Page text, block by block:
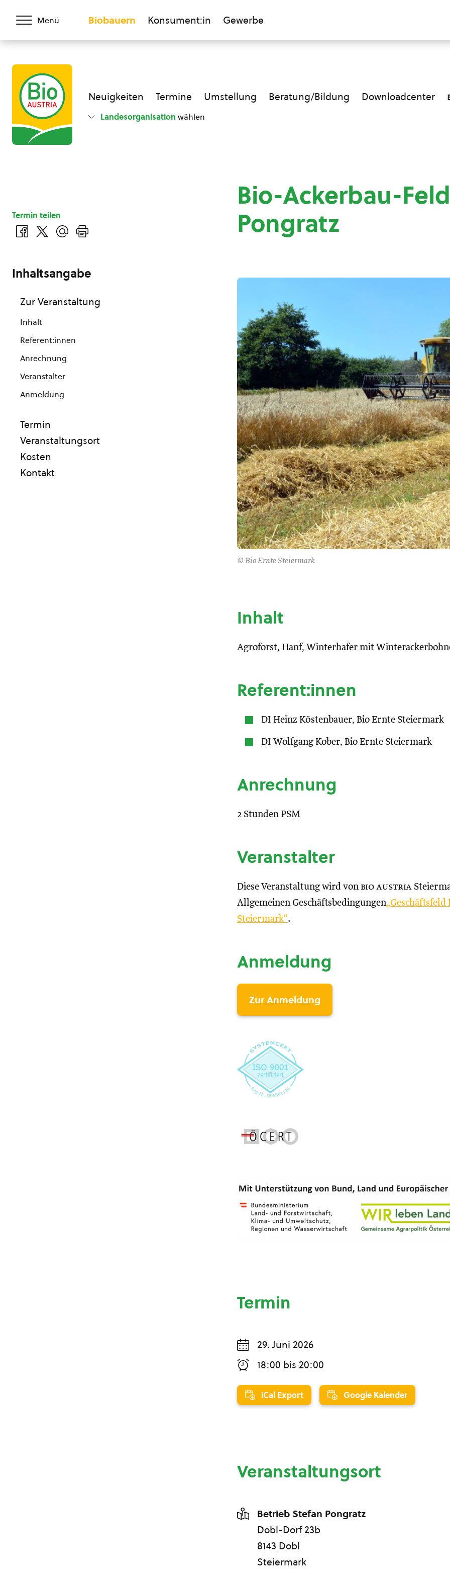
Menü Biobauern Konsument:in Gewerbe
Neuigkeiten Termine Umstellung Beratung/Bildung Downloadcenter
Landesorganisation wählen
Bio-Ackerbau-
Pongratz
© Bio Ernte Steiermark
Inhalt
Agroforst, Hanf, Winterhafer mit
Referent:innen
DI Heinz Köstenbauer, Bio Ernte Steiermark
DI Wolfgang Kober, Bio Ernte Steiermark
Anrechnung
2 Stunden PSM
Veranstalter
Diese Veranstaltung wird von bio austria
Allgemeinen Geschäftsbedingungen
Steiermark“.
Anmeldung
Zur Anmeldung
Termin
29. Juni 2026
18:00 bis 20:00
iCal Export Google Kalender
Veranstaltungsort
Betrieb Stefan Pongratz
Dobl-Dorf 23b
8143 Dobl
Steiermark
Termin teilen
Inhaltsangabe
Zur Veranstaltung
Inhalt
Referent:innen
Anrechnung
Veranstalter
Anmeldung
Termin
Veranstaltungsort
Kosten
Kontakt